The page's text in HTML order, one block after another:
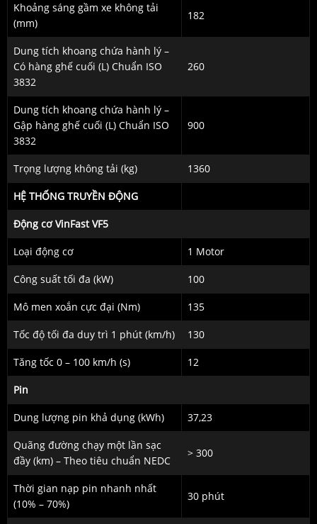
Khoảng sáng gầm xe không tải
(mm)
182
Dung tích khoang chứa hành lý –
Có hàng ghế cuối (L) Chuẩn ISO
3832
260
Dung tích khoang chứa hành lý –
Gập hàng ghế cuối (L) Chuẩn ISO
3832
900
Trọng lượng không tải (kg) 1360
HỆ THỐNG TRUYỀN ĐỘNG
Động cơ VinFast VF5
Loại động cơ 1 Motor
Công suất tối đa (kW) 100
Mô men xoắn cực đại (Nm) 135
Tốc độ tối đa duy trì 1 phút (km/h) 130
Tăng tốc 0 – 100 km/h (s) 12
Pin
Dung lượng pin khả dụng (kWh) 37,23
Quãng đường chạy một lần sạc
đầy (km) – Theo tiêu chuẩn NEDC
> 300
Thời gian nạp pin nhanh nhất
(10% – 70%)
30 phút